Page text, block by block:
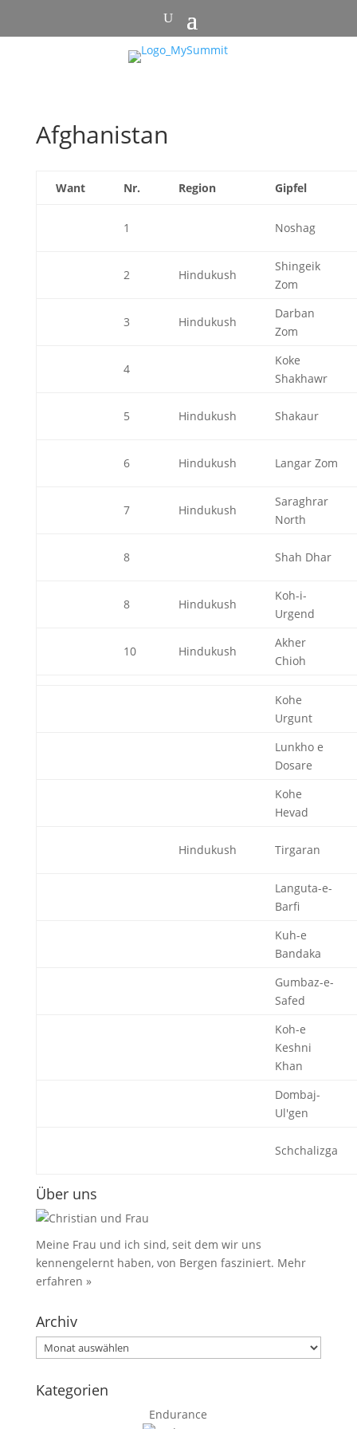
Afghanistan
Want Nr. Region Gipfel
1 Noshag
2 Hindukush
Shingeik
Zom
3 Hindukush
Darban
Zom
4
Koke
Shakhawr
5 Hindukush Shakaur
6 Hindukush Langar Zom
7 Hindukush
Saraghrar
North
8 Shah Dhar
8 Hindukush
Koh-i-
Urgend
10 Hindukush
Akher
Chioh
Kohe
Urgunt
Lunkho e
Dosare
Kohe
Hevad
Hindukush Tirgaran
Languta-e-
Barfi
Kuh-e
Bandaka
Gumbaz-e-
Safed
Koh-e
Keshni
Khan
Dombaj-
Ul'gen
Schchalizga
Über uns
Meine Frau und ich sind, seit dem wir uns
kennengelernt haben, von Bergen fasziniert. Mehr
erfahren »
Archiv
Archiv
Kategorien
Endurance